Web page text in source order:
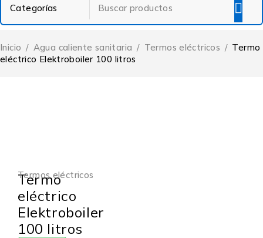
Inicio / Agua caliente sanitaria / Termos eléctricos / Termo
eléctrico Elektroboiler 100 litros
Termos eléctricos
Termo
eléctrico
Elektroboiler
100 litros